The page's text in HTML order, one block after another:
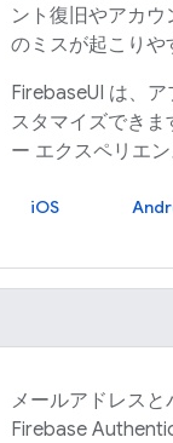
ント復旧やアカ
のミスが起こりや
FirebaseUI は、ア
スタマイズでき
ー エクスペリエ
iOS
メールアドレスと
Firebase